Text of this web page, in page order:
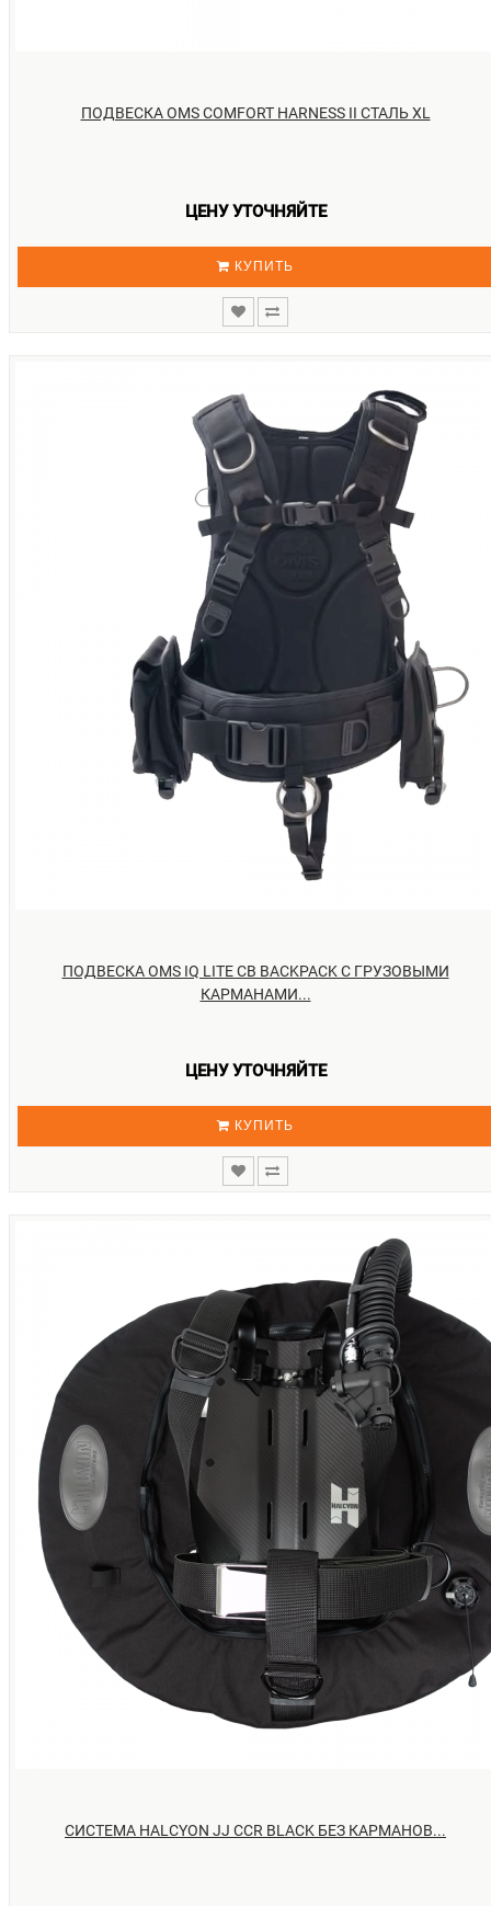
ПОДВЕСКА OMS COMFORT HARNESS II СТАЛЬ XL
ЦЕНУ УТОЧНЯЙТЕ
КУПИТЬ
ПОДВЕСКА OMS IQ LITE CB BACKPACK С ГРУЗОВЫМИ
КАРМАНАМИ...
ЦЕНУ УТОЧНЯЙТЕ
КУПИТЬ
СИСТЕМА HALCYON JJ CCR BLACK БЕЗ КАРМАНОВ...